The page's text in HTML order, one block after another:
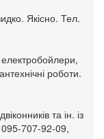
Якісно. Тел.
роботи.
та ін. із
095-707-92-09,